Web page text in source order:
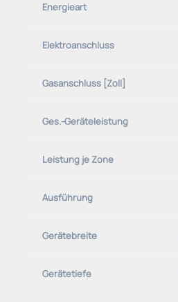
Energieart
Elektroanschluss
Gasanschluss [Zoll]
Ges.-Geräteleistung
Leistung je Zone
Ausführung
Gerätebreite
Gerätetiefe